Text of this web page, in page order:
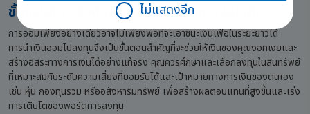
ขั้นตอนที่ 7 เริ่มต้นลงทุนเพื่อต่อยอดความมั่งคั่ง
การออมเพียงอย่างเดียวอาจไม่เพียงพอที่จะเอาชนะเงินเฟ้อในระยะยาวได้
การนำเงินออมไปลงทุนจึงเป็นขั้นตอนสำคัญที่จะช่วยให้เงินของคุณงอกเงยและ
สร้างอิสระทางการเงินได้อย่างแท้จริง คุณควรศึกษาและเลือกลงทุนในสินทรัพย์
ที่เหมาะสมกับระดับความเสี่ยงที่ยอมรับได้และเป้าหมายทางการเงินของตนเอง
เช่น หุ้น กองทุนรวม หรืออสังหาริมทรัพย์ เพื่อสร้างผลตอบแทนที่สูงขึ้นและเร่ง
การเติบโตของพอร์ตการลงทุน
ไม่แสดงอีก